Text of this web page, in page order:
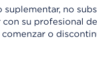
no
su profesional
o